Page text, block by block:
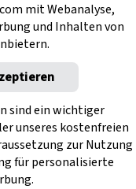
mit Webanalyse,
und Inhalten von
sind ein wichtiger
unseres kostenfreien
zur Nutzung
für personalisierte